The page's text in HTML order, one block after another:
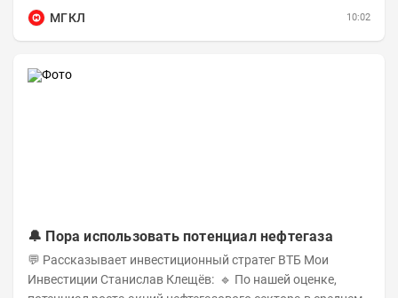
МГКЛ
10:02
🔔 Пора использовать потенциал нефтегаза
💬 Рассказывает инвестиционный стратег ВТБ Мои
Инвестиции Станислав Клещёв: 🔹 По нашей оценке,